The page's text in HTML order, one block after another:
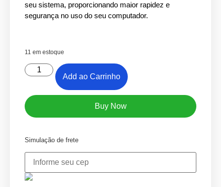
seu sistema, proporcionando maior rapidez e
segurança no uso do seu computador.
11 em estoque
Add ao Carrinho
Buy Now
Simulação de frete